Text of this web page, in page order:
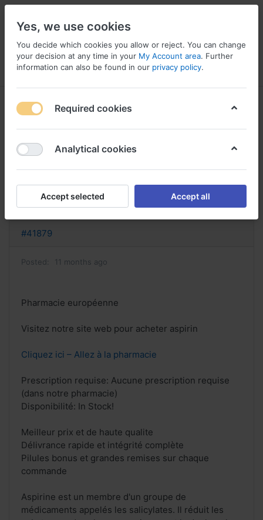
Menu Log in Compare Wishlist
acheter aspirine sans ordonnance
aspirine avec ou sans ordonnance
Reply
#41879
Posted: 11 months ago
Pharmacie européenne
Visitez notre site web pour acheter aspirin
Cliquez ici – Allez à la pharmacie
Prescription requise: Aucune prescription requise
(dans notre pharmacie)
Disponibilité: In Stock!
Meilleur prix et de haute qualite
Délivrance rapide et intégrité complète
Pilules bonus et grandes remises sur chaque
commande
Aspirine est un membre d'un groupe de
médicaments appelés les salicylates. Il réduit les
Yes, we use cookies
You decide which cookies you allow or reject. You can change
your decision at any time in your My Account area. Further
information can also be found in our privacy policy.
Required cookies
Analytical cookies
Accept selected Accept all